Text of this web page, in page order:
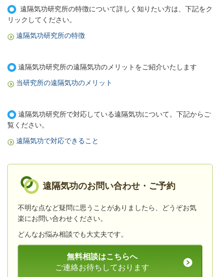
遠隔気功研究所の特徴について詳しく知りたい方は、下記をク
リックしてください。
遠隔気功研究所の特徴
遠隔気功研究所の遠隔気功のメリットをご紹介いたします
当研究所の遠隔気功のメリット
遠隔気功研究所で対応している遠隔気功について。下記からご
覧ください。
遠隔気功で対応できること
遠隔気功のお問い合わせ・ご予約
不明な点など疑問に思うことがありましたら、どうぞお気
楽にお問い合わせください。
どんなお悩み相談でも大丈夫です。
無料相談はこちらへ
ご連絡お待ちしております